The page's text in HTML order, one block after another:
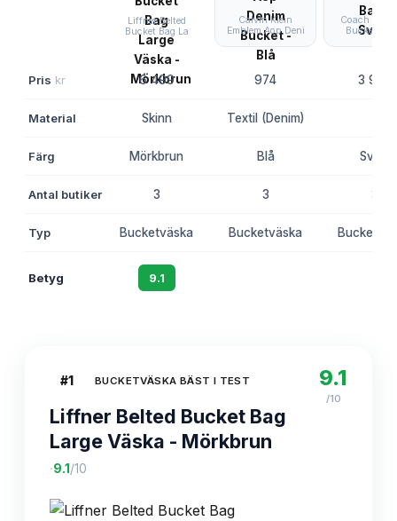
Liffner Belted
Bucket Bag La
Calvin Klein
Emblem Aop Deni
Coach
Bucket
Pris kr 6 499 974 3 979
Material Skinn Textil (Denim)
Färg Mörkbrun Blå Svart
Antal butiker 3 3 3
Typ Bucketväska Bucketväska
Betyg 9.1
#1 BUCKETVÄSKA BÄST I TEST
Liffner Belted Bucket Bag
Large Väska - Mörkbrun
·9.1 /10
9.1
/10